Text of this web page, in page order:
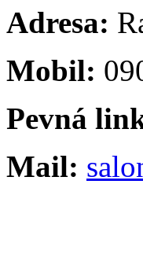
Adresa:
Mobil:
Pevná
Mail: